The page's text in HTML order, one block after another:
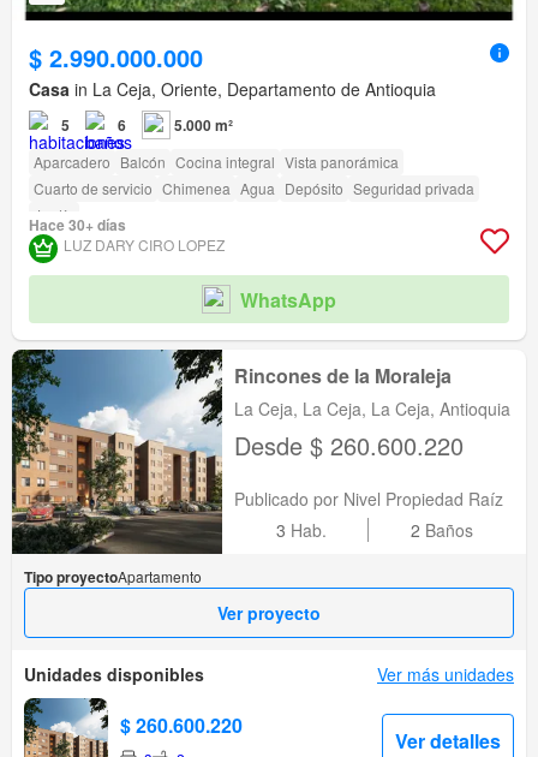
$ 2.990.000.000
Casa in La Ceja, Oriente, Departamento de Antioquia
5 6 5.000 m²
Aparcadero Balcón Cocina integral Vista panorámica
Cuarto de servicio Chimenea Agua Depósito Seguridad privada
Jardín
Hace 30+ días
LUZ DARY CIRO LOPEZ
WhatsApp
Rincones de la Moraleja
La Ceja, La Ceja, La Ceja, Antioquia
Desde $ 260.600.220
Publicado por Nivel Propiedad Raíz
3 Hab. 2 Baños
Tipo proyectoApartamento
Ver proyecto
Unidades disponibles Ver más unidades
$ 260.600.220
Ver detalles